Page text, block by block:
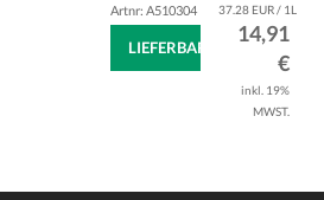
HITZEBESTÄNDIG...
Artnr: A510304
LIEFERBAR
37.28 EUR / 1L
14,91
€
inkl. 19%
MWST.